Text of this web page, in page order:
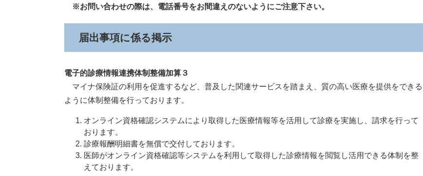
※お問い合わせの際は、電話番号をお間違えのないようにご注意下さい。
届出事項に係る掲示
電子的診療情報連携体制整備加算３
マイナ保険証の利用を促進するなど、普及した関連サービスを踏まえ、質の高い医療を提供をできる
ように体制整備を行っております。​
オンライン資格確認システムにより取得した医療情報等を活用して診療を実施し、請求を行って
おります。
診療報酬明細書を無償で交付しております。
医師がオンライン資格確認等システムを利用して取得した診療情報を閲覧し活用できる体制を整
えております。